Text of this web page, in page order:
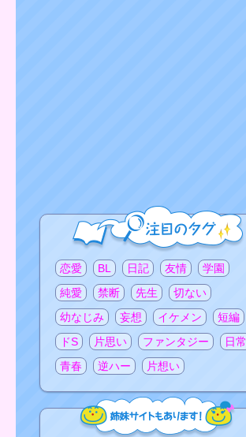
注目のタグ
恋愛 BL 日記 友情
学園
純愛
禁断 先生
切ない
幼なじみ
妄想 イケメン
短編
ドS
片思い ファンタジー
日常
青春
逆ハー 片想い